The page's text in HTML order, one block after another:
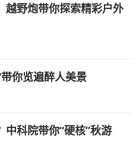
越野炮带你探索精彩户外
你览遍醉人美景
科院带你“硬核”秋游